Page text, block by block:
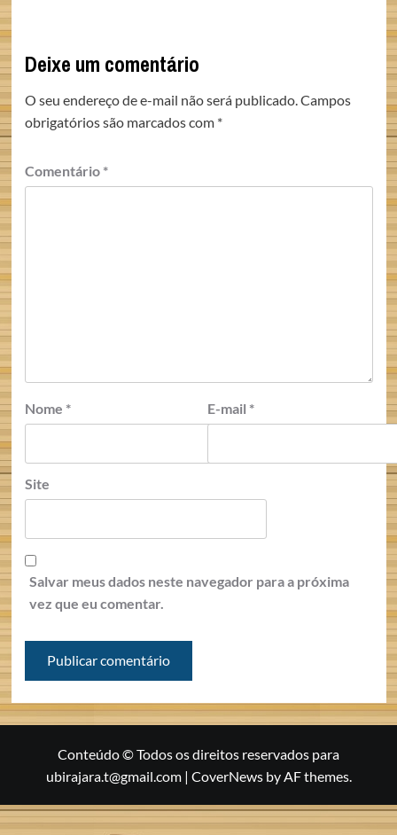
Deixe um comentário
O seu endereço de e-mail não será publicado. Campos
obrigatórios são marcados com *
Comentário *
Nome * E-mail *
Site
Salvar meus dados neste navegador para a próxima
vez que eu comentar.
Conteúdo © Todos os direitos reservados para
ubirajara.t@gmail.com | CoverNewsby AF themes.